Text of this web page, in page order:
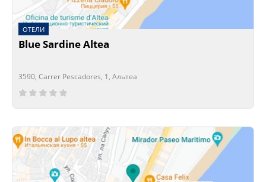
ОТЕЛИ
Blue Sardine Altea
3590, Carrer Pescadores, 1, Альтеа
Сейчас открыто!
Сейчас закрыто!